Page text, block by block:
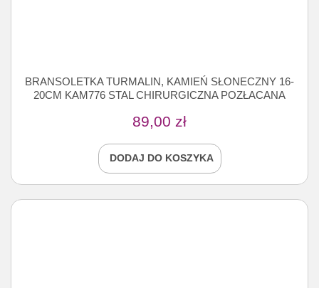
BRANSOLETKA TURMALIN, KAMIEŃ SŁONECZNY 16-
20CM KAM776 STAL CHIRURGICZNA POZŁACANA
89,00 zł
DODAJ DO KOSZYKA